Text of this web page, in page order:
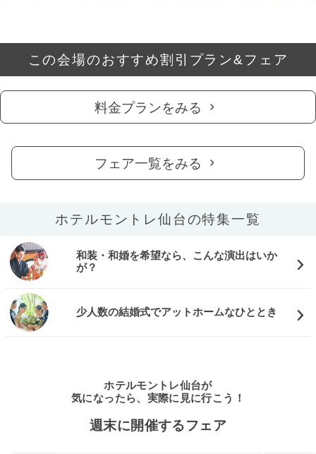
この会場のおすすめ割引プラン&フェア
料金プランをみる
フェア一覧をみる
ホテルモントレ仙台の特集一覧
和装・和婚を希望なら、こんな演出はいか
が？
少人数の結婚式でアットホームなひととき
ホテルモントレ仙台が
気になったら、実際に見に行こう！
週末に開催するフェア